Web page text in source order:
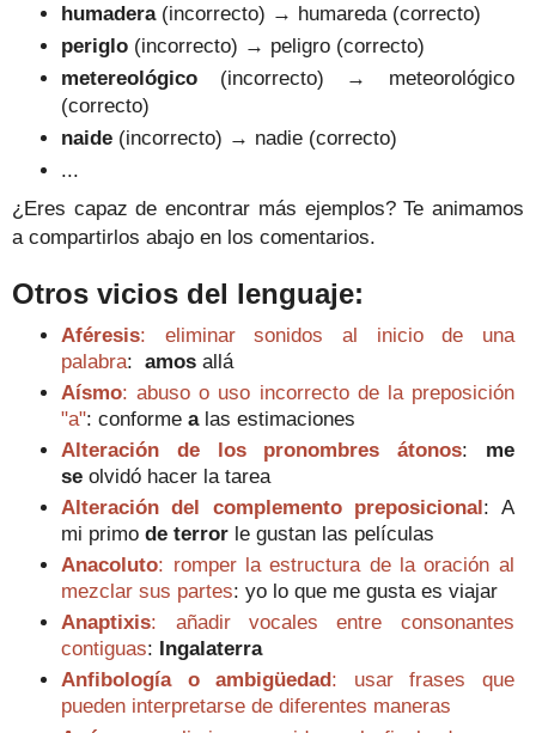
humadera(incorrecto) → humareda (correcto)
periglo (incorrecto) → peligro (correcto)
metereológico (incorrecto) → meteorológico
(correcto)
naide (incorrecto) → nadie (correcto)
...
¿Eres capaz de encontrar más ejemplos? Te animamos
a compartirlos abajo en los comentarios.
Otros vicios del lenguaje:
Aféresis: eliminar sonidos al inicio de una
palabra:amosallá
Aísmo: abuso o uso incorrecto de la preposición
"a": conformea las estimaciones
Alteración de los pronombres átonos: me
se olvidó hacer la tarea
Alteración del complemento preposicional: A
mi primo de terror le gustan las películas
Anacoluto: romper la estructura de la oración al
mezclar sus partes:yo lo que me gusta es viajar
Anaptixis: añadir vocales entre consonantes
contiguas:
Ingalaterra
Anfibología o ambigüedad : usar frases que
pueden interpretarse de diferentes maneras